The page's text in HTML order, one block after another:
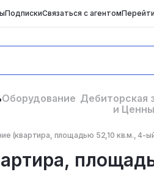
ПодпискиСвязаться с агентом
Оборудование Дебиторская
и
(квартира, площадью 52,10 кв.м., 4-